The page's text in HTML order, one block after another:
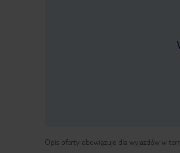
Opis oferty obowiązuje dla wyjazdów w